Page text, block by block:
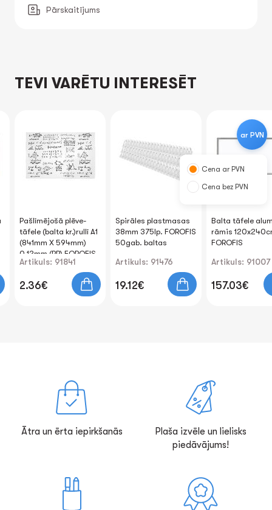
Pārskaitījums
TEVI VARĒTU INTERESĒT
Pašlīmējošā plēve-
tāfele (balta kr.)rullī A1
(841mm X 594mm)
0.12mm (PP) FOROFIS
Artikuls: 91841
2.36€
Spirāles plastmasas
38mm 375lp. FOROFIS
50gab. baltas
Artikuls: 91476
19.12€
Balta tāfele
rāmis
FOROFIS
Artikuls: 91007
157.03€
ar PVN
Cena ar PVN
Cena bez PVN
Ātra un ērta iepirkšanās
Plaša izvēle un lielisks
piedāvājums!